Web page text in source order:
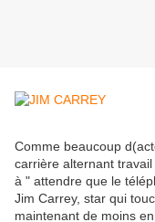
Comme beaucoup
carrière alternant
à " attendre que le
Jim Carrey, star qui
maintenant de moins